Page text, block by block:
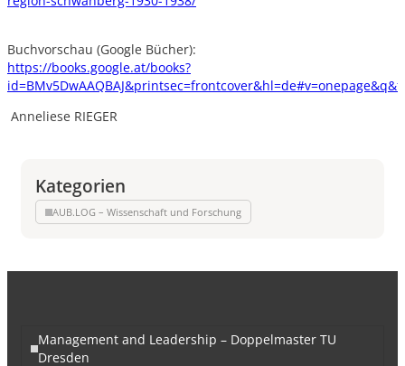
Buchvorschau (Google Bücher):
https://books.google.at/books?
Anneliese RIEGER
Kategorien
AUB.LOG – Wissenschaft und Forschung
Management and Leadership – Doppelmaster TU
Dresden